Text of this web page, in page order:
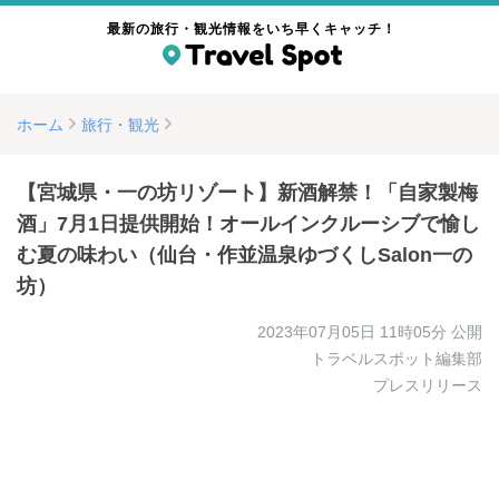
最新の旅行・観光情報をいち早くキャッチ！
ホーム 旅行・観光
【宮城県・一の坊リゾート】新酒解禁！「自家製梅
酒」7月1日提供開始！オールインクルーシブで愉し
む夏の味わい（仙台・作並温泉ゆづくしSalon一の
坊）
2023年07月05日 11時05分 公開
トラベルスポット編集部
プレスリリース